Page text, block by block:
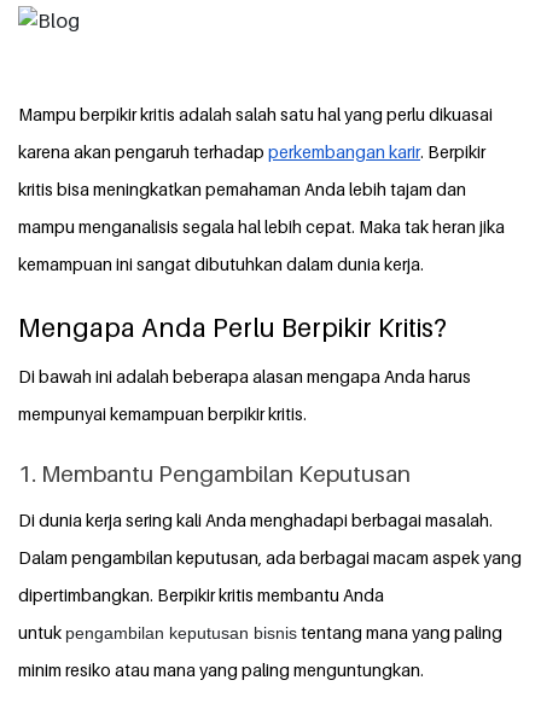
Mampu berpikir kritis adalah salah satu hal yang perlu dikuasai
karena akan pengaruh terhadap perkembangan karir. Berpikir
kritis bisa meningkatkan pemahaman Anda lebih tajam dan
mampu menganalisis segala hal lebih cepat. Maka tak heran jika
kemampuan ini sangat dibutuhkan dalam dunia kerja.
Mengapa Anda Perlu Berpikir Kritis?
Di bawah ini adalah beberapa alasan mengapa Anda harus
mempunyai kemampuan berpikir kritis.
1. Membantu Pengambilan Keputusan
Di dunia kerja sering kali Anda menghadapi berbagai masalah.
Dalam pengambilan keputusan, ada berbagai macam aspek yang
dipertimbangkan. Berpikir kritis membantu Anda
untuk pengambilan keputusan bisnistentang mana yang paling
minim resiko atau mana yang paling menguntungkan.